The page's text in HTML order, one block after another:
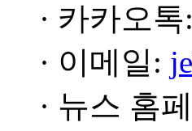
· 카카오
· 이메일:
· 뉴스 홈